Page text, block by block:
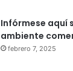
Infórmese aquí
ambiente
febrero 7, 2025